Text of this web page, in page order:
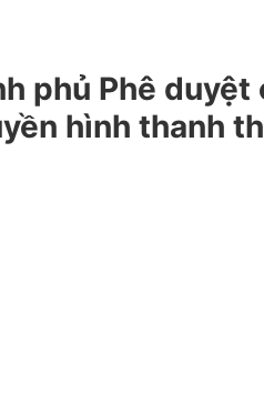
phủ Phê duyệt
hình thanh